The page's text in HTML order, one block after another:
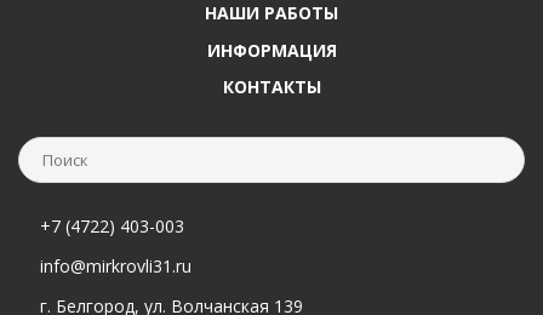
НАШИ РАБОТЫ
ИНФОРМАЦИЯ
КОНТАКТЫ
+7 (4722) 403-003
info@mirkrovli31.ru
г. Белгород, ул. Волчанская 139